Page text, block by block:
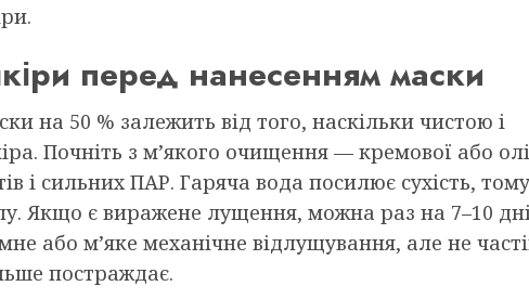
перед нанесенням маски
на 50 % залежить від того, наскільки чистою і
Почніть з м’якого очищення — кремової або
і сильних ПАР. Гаряча вода посилює сухість, тому
Якщо є виражене лущення, можна раз на 7–10
або м’яке механічне відлущування, але не
постраждає.